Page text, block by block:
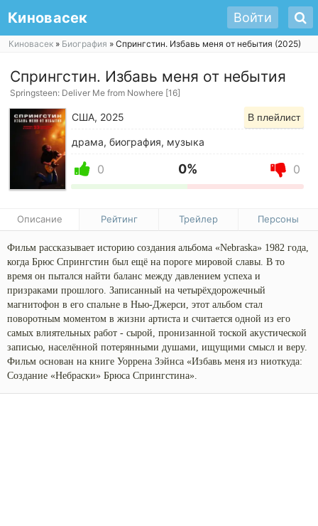
Киновасек Войти
Киновасек » Биография » Спрингстин. Избавь меня от небытия (2025)
Спрингстин. Избавь меня от небытия
Springsteen: Deliver Me from Nowhere [16]
США, 2025 В плейлист
драма, биография, музыка
0 0% 0
Описание Рейтинг Трейлер Персоны
Фильм рассказывает историю создания альбома «Nebraska» 1982 года,
когда Брюс Спрингстин был ещё на пороге мировой славы. В то
время он пытался найти баланс между давлением успеха и
призраками прошлого. Записанный на четырёхдорожечный
магнитофон в его спальне в Нью-Джерси, этот альбом стал
поворотным моментом в жизни артиста и считается одной из его
самых влиятельных работ - сырой, пронизанной тоской акустической
записью, населённой потерянными душами, ищущими смысл и веру.
Фильм основан на книге Уоррена Зэйнса «Избавь меня из ниоткуда:
Создание «Небраски» Брюса Спрингстина».